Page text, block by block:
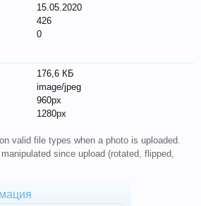
15.05.2020
426
0
176,6 КБ
image/jpeg
960px
1280px
valid file types when a photo is uploaded.
since upload (rotated, flipped,